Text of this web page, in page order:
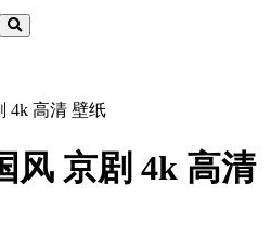
4k 高清 壁纸
风 京剧 4k 高清